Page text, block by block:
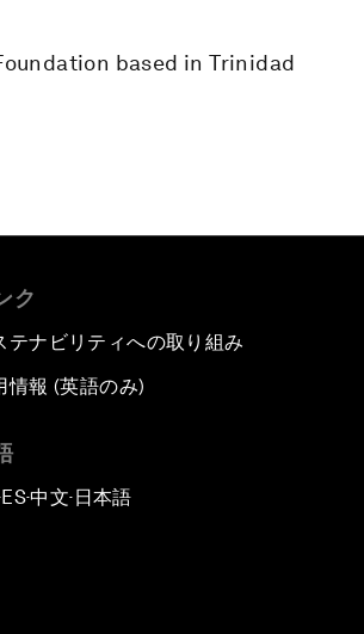
based in Trinidad
ク
テナビリティへの取り組み
情報 (英語のみ)
ES▪中文▪ 日本語